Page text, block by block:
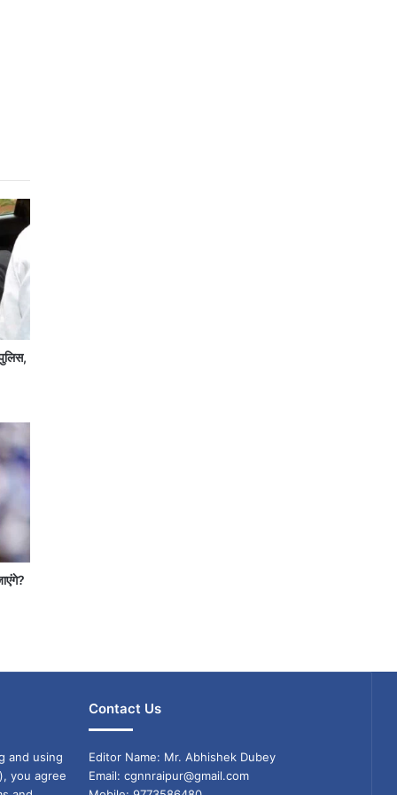
and using
you agree
Contact Us
Editor Name: Mr. Abhishek Dubey
Email: cgnnraipur@gmail.com